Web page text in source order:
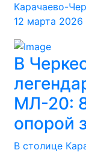
Карачаево-
12 марта 2026
В
МЛ-20:
опорой
В столице